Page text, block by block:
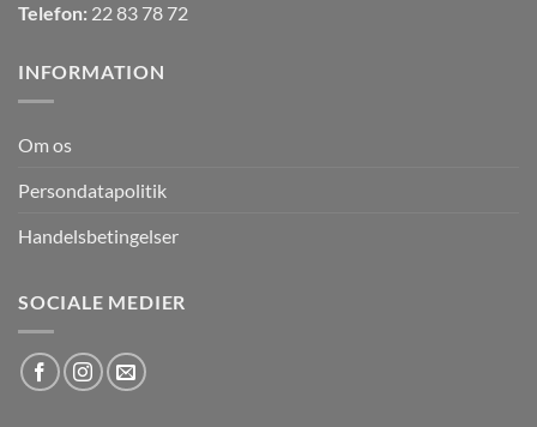
Telefon: 22 83 78 72
INFORMATION
Om os
Persondatapolitik
Handelsbetingelser
SOCIALE MEDIER